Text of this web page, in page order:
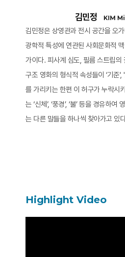
김민정 KIM
김민정은 상영관과 전시 공간을 오
광학적 특성에 연관된 사회문화적
가이다. 피사계 심도, 필름 스트립의
구조 영화의 형식적 속성들이 ‘기준
를 가리키는 한편 이 허구가 누락시
는 ‘신체’, ‘풍경’, ‘불’ 등을 경유하
는 다른 말들을 하나씩 찾아가고 있
Highlight Video